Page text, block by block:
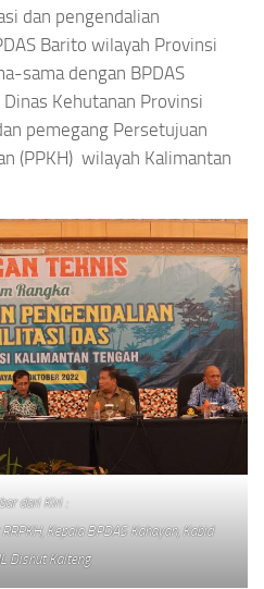
dan pengendalian
Barito wilayah Provinsi
sama dengan BPDAS
Kehutanan Provinsi
pemegang Persetujuan
(PPKH) wilayah Kalimantan
dari Kiri :
Kepala BPDAS Kahayan, Kabid
Dishut Kalteng